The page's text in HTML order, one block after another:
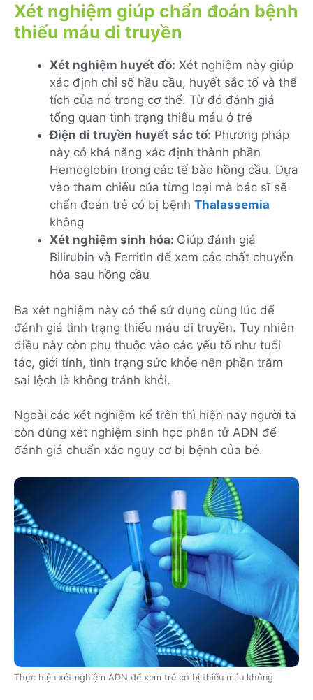
Xét nghiệm giúp chẩn đoán bệnh
thiếu máu di truyền
Xét nghiệm huyết đồ: Xét nghiệm này giúp
xác định chỉ số hầu cầu, huyết sắc tố và thể
tích của nó trong cơ thể. Từ đó đánh giá
tổng quan tình trạng thiếu máu ở trẻ
Điện di truyền huyết sắc tố: Phương pháp
này có khả năng xác định thành phần
Hemoglobin trong các tế bào hồng cầu. Dựa
vào tham chiếu của từng loại mà bác sĩ sẽ
chẩn đoán trẻ có bị bệnh Thalassemia
không
Xét nghiệm sinh hóa: Giúp đánh giá
Bilirubin và Ferritin để xem các chất chuyển
hóa sau hồng cầu
Ba xét nghiệm này có thể sử dụng cùng lúc để
đánh giá tình trạng thiếu máu di truyền. Tuy nhiên
điều này còn phụ thuộc vào các yếu tố như tuổi
tác, giới tính, tình trạng sức khỏe nên phần trăm
sai lệch là không tránh khỏi.
Ngoài các xét nghiệm kể trên thì hiện nay người ta
còn dùng xét nghiệm sinh học phân tử ADN để
đánh giá chuẩn xác nguy cơ bị bệnh của bé.
Thực hiện xét nghiệm ADN để xem trẻ có bị thiếu máu không